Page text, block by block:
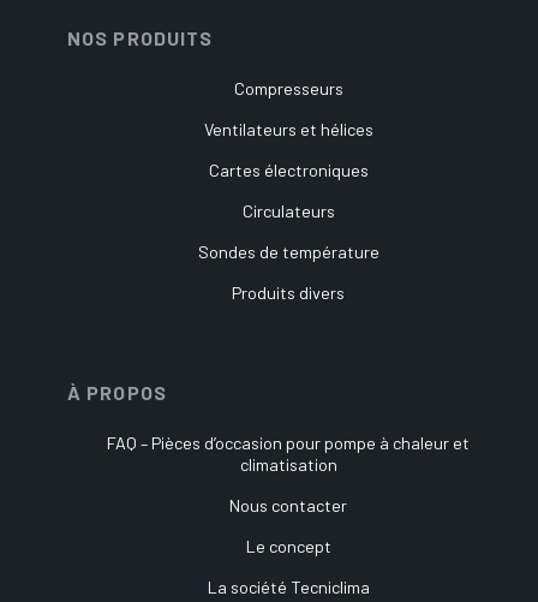
NOS PRODUITS
Compresseurs
Ventilateurs et hélices
Cartes électroniques
Circulateurs
Sondes de température
Produits divers
À PROPOS
FAQ – Pièces d’occasion pour pompe à chaleur et
climatisation
Nous contacter
Le concept
La société Tecniclima